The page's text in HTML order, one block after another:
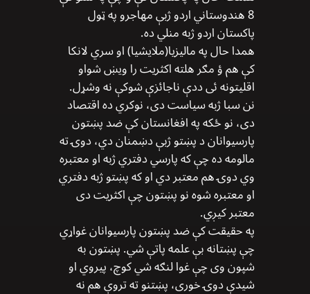
8 هندوستاني اردو ژبې مهاجرو په ټول
پاکستان اردو ژبه منلي ده.
همدا حال په مالیزیا(ملایشیا) او سري لانکا
کې هم ؤ مګر هلته اکثریت را ویښ شواو
اقلیتونه ئی ددې ناجائزې شوکې نه وشړل.
نن سبا ژبه سیاست دی، نوکري ده اقتصاد
دی، نو ځکه په افغانستان کې ضد پښتون
پارسیوانان د پښتو ژبې دښمنان دي، دوۍ ته
مالومه ده چې که پارسي دفتري ژبه او معتبره
وي دوۍ هم معتبر دي او که پښتو ژبه دفتري
او معتبره شوه نو پښتون چې اکثریت دی
معتبر کیږي.
په حقیقت کې ضد پښتون پارسیوانان غواړي
چې پښتانه بې علمه پاتې شي. پښتون به
شپون وی چې غوا لنګه شي کوچ، پیروي او
شیدې دوۍ خوری، پښتنو ته تروې هم نه